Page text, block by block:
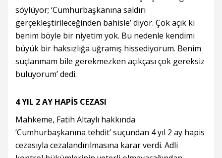
söylüyor; ‘Cumhurbaşkanına saldırı
gerçekleştirileceğinden bahisle’ diyor. Çok açık ki
benim böyle bir niyetim yok. Bu nedenle kendimi
büyük bir haksızlığa uğramış hissediyorum. Benim
suçlanmam bile gerekmezken açıkçası çok gereksiz
buluyorum’ dedi.
4 YIL 2 AY HAPİS CEZASI
Mahkeme, Fatih Altaylı hakkında
‘Cumhurbaşkanına tehdit’ suçundan 4 yıl 2 ay hapis
cezasıyla cezalandırılmasına karar verdi. Adli